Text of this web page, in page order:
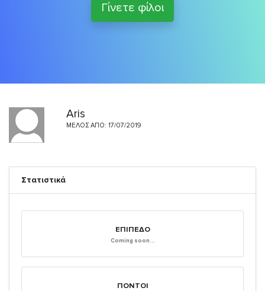
Γίνετε φίλοι
Aris
ΜΈΛΟΣ ΑΠΌ: 17/07/2019
Στατιστικά
ΕΠΊΠΕΔΟ
Coming soon...
ΠΌΝΤΟΙ